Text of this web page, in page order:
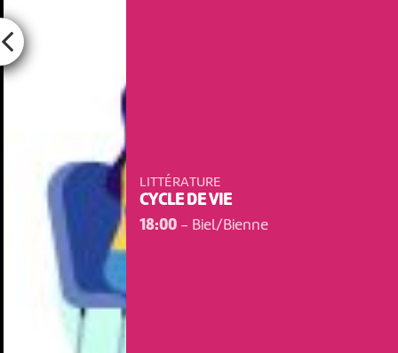
LITTÉRATURE
CYCLE DE VIE
18:00- Biel/Bienne